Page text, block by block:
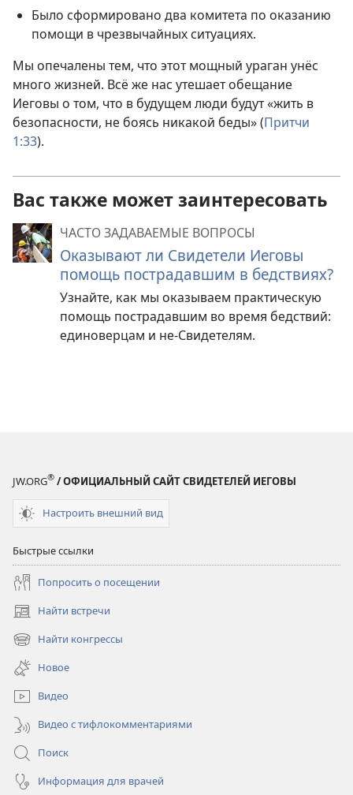
Было сформировано два комитета по оказанию
помощи в чрезвычайных ситуациях.
Мы опечалены тем, что этот мощный ураган унёс
много жизней. Всё же нас утешает обещание
Иеговы о том, что в будущем люди будут «жить в
безопасности, не боясь никакой беды» (Притчи
1:33).
Вас также может заинтересовать
ЧАСТО ЗАДАВАЕМЫЕ ВОПРОСЫ
Оказывают ли Свидетели Иеговы
помощь пострадавшим в бедствиях?
Узнайте, как мы оказываем практическую
помощь пострадавшим во время бедствий:
единоверцам и не-Свидетелям.
JW.ORG® / ОФИЦИАЛЬНЫЙ САЙТ СВИДЕТЕЛЕЙ ИЕГОВЫ
Настроить внешний вид
Быстрые ссылки
Попросить о посещении
Найти встречи
(открывается
в
новом
окне)
Найти конгрессы
(открывается
новом
окне)
Новое
Видео
Видео с тифлокомментариями
Поиск
Информация для врачей